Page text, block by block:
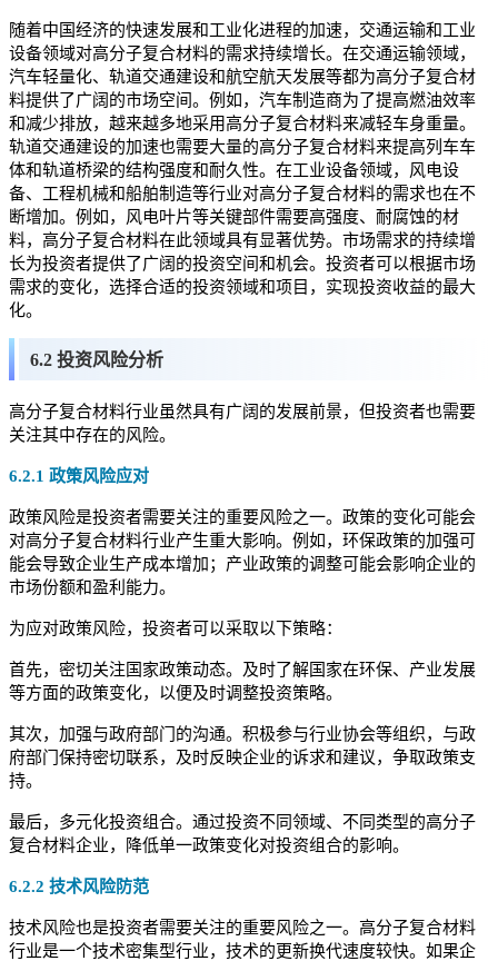
随着中国经济的快速发展和工业化进程的加速，交通运输和工业
设备领域对高分子复合材料的需求持续增长。在交通运输领域，
汽车轻量化、轨道交通建设和航空航天发展等都为高分子复合材
料提供了广阔的市场空间。例如，汽车制造商为了提高燃油效率
和减少排放，越来越多地采用高分子复合材料来减轻车身重量。
轨道交通建设的加速也需要大量的高分子复合材料来提高列车车
体和轨道桥梁的结构强度和耐久性。在工业设备领域，风电设
备、工程机械和船舶制造等行业对高分子复合材料的需求也在不
断增加。例如，风电叶片等关键部件需要高强度、耐腐蚀的材
料，高分子复合材料在此领域具有显著优势。市场需求的持续增
长为投资者提供了广阔的投资空间和机会。投资者可以根据市场
需求的变化，选择合适的投资领域和项目，实现投资收益的最大
化。
6.2 投资风险分析
高分子复合材料行业虽然具有广阔的发展前景，但投资者也需要
关注其中存在的风险。
6.2.1 政策风险应对
政策风险是投资者需要关注的重要风险之一。政策的变化可能会
对高分子复合材料行业产生重大影响。例如，环保政策的加强可
能会导致企业生产成本增加；产业政策的调整可能会影响企业的
市场份额和盈利能力。
为应对政策风险，投资者可以采取以下策略：
首先，密切关注国家政策动态。及时了解国家在环保、产业发展
等方面的政策变化，以便及时调整投资策略。
其次，加强与政府部门的沟通。积极参与行业协会等组织，与政
府部门保持密切联系，及时反映企业的诉求和建议，争取政策支
持。
最后，多元化投资组合。通过投资不同领域、不同类型的高分子
复合材料企业，降低单一政策变化对投资组合的影响。
6.2.2 技术风险防范
技术风险也是投资者需要关注的重要风险之一。高分子复合材料
行业是一个技术密集型行业，技术的更新换代速度较快。如果企